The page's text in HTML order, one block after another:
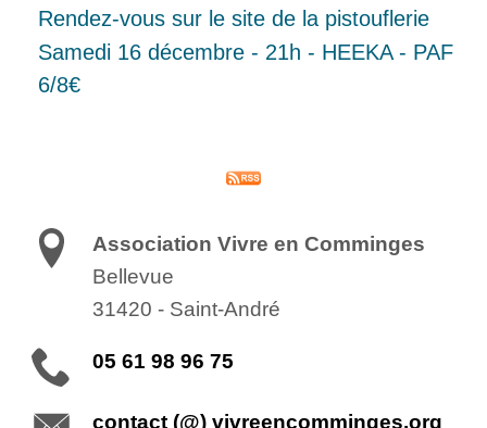
Rendez-vous sur le site de la pistouflerie
Samedi 16 décembre - 21h - HEEKA - PAF
6/8€
Association Vivre en Comminges
Bellevue
31420 - Saint-André
05 61 98 96 75
contact (@) vivreencomminges.org